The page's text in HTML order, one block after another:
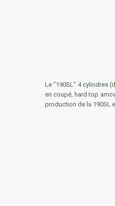
Le "190SL" 4 cylindres
en coupé, hard top
production de la 190SL